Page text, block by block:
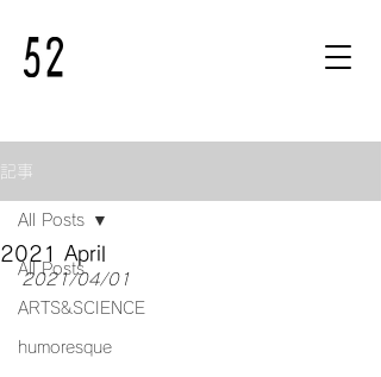
記事
All Posts
ARTS&SCIENCE
humoresque
All Posts
2021 April
2021/04/01